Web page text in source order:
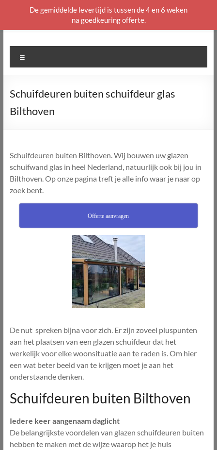
naar
Schuifdeuren buiten schuifdeur glas
Bilthoven
Schuifdeuren buiten Bilthoven. Wij bouwen uw glazen
schuifwand glas in heel Nederland, natuurlijk ook bij jou in
Bilthoven. Op onze pagina treft je alle info waar je naar op
zoek bent.
Offerte aanvragen
De nut spreken bijna voor zich. Er zijn zoveel pluspunten
aan het plaatsen van een glazen schuifdeur dat het
werkelijk voor elke woonsituatie aan te raden is. Om hier
een wat beter beeld van te krijgen moet je aan het
onderstaande denken.
Schuifdeuren buiten Bilthoven
Iedere keer aangenaam daglicht
De belangrijkste voordelen van glazen schuifdeuren buiten
hebben te maken met de wijze waarop het je huis
De gemiddelde levertijd is tussen de 4 en 6 weken
na goedkeuring offerte.